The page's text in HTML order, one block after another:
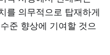
를 의무적으로 탑재하게
준 향상에 기여할 것으